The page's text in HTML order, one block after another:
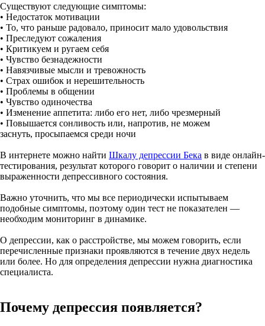
Существуют следующие симптомы:
• Недостаток мотивации
• То, что раньше радовало, приносит мало удовольствия
• Преследуют сожаления
• Критикуем и ругаем себя
• Чувство безнадежности
• Навязчивые мысли и тревожность
• Страх ошибок и нерешительность
• Проблемы в общении
• Чувство одиночества
• Изменение аппетита: либо его нет, либо чрезмерный
• Повышается сонливость или, напротив, не можем
заснуть, просыпаемся среди ночи
В интернете можно найти Шкалу депрессии Бека в виде онлайн-
тестирования, результат которого говорит о наличии и степени
выраженности депрессивного состояния.
Важно уточнить, что мы все периодически испытываем
подобные симптомы, поэтому один тест не показателен —
необходим мониторинг в динамике.
О депрессии, как о расстройстве, мы можем говорить, если
перечисленные признаки проявляются в течение двух недель
или более. Но для определения депрессии нужна диагностика
специалиста.
Почему депрессия появляется?